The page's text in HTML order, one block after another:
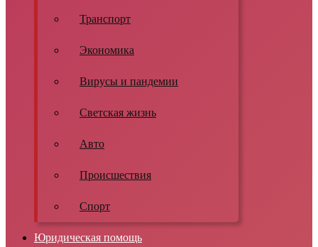
Транспорт
Экономика
Вирусы и пандемии
Светская жизнь
Авто
Происшествия
Спорт
Юридическая помощь